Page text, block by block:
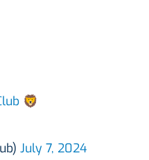
🦁
July 7, 2024